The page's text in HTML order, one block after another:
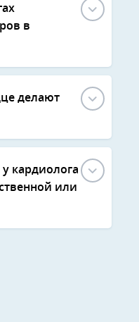
в
делают
кардиолога
или